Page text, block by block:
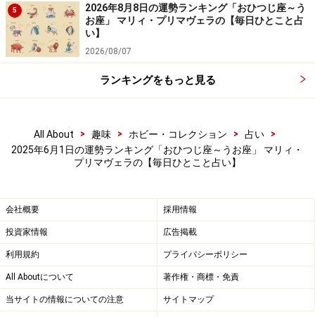
て。
＞【12星座別】あなたの人生を好転させる“最良の人”と
の出会い方
6位：うお座／魚座（2月19日～3月20日生
まれ）
5
2026年8月8日の運勢ランキング「おひつじ座～う
お座」 マリィ・プリマヴェラの【毎日ひとこと占
い】
2026/08/07
ランキングをもっと見る
All About > 趣味 > ホビー・コレクション > 占い
>
2025年6月1日の運勢ランキング「おひつじ座～うお座」 マリィ・
プリマヴェラの【毎日ひとこと占い】
会社概要 採用情報
投資家情報 広告掲載
利用規約 プライバシーポリシー
All Aboutについて 著作権・商標・免責
当サイトの情報についての注意 サイトマップ